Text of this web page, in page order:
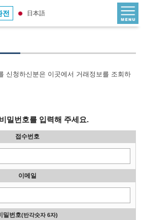
전 日本語
신청하신분은 이곳에서 거래정보를 조회하
밀번호를 입력해 주세요.
접수번호
이메일
밀번호(반각숫자 6자)